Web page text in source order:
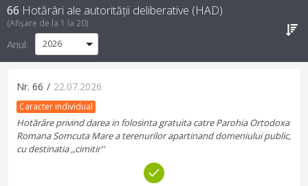
66 Hotărâri ale autorității deliberative (HAD)
(Afișare de la 1 la 20)
Anul:
Nr. 66 / 22.07.2026
Caracter individual
Hotărâre privind darea in folosinta gratuita catre Parohia Ortodoxa
Romana Somcuta Mare a terenurilor apartinand domeniului public,
cu destinatia ,,cimitir''